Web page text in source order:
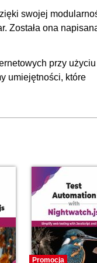
swojej
Została ona
przy użyciu
umiejętności, które
Promocja